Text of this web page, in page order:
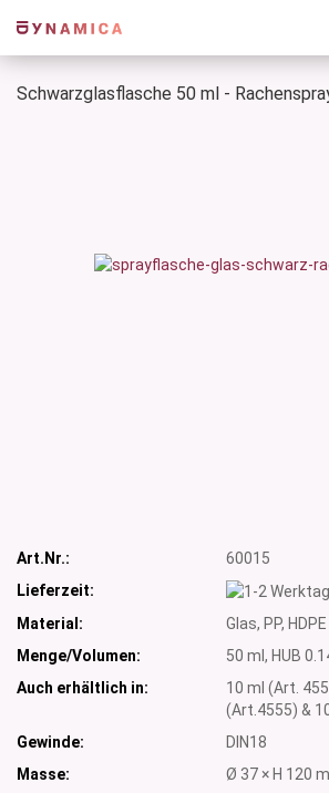
Schwarzglasflasche 50 ml -
Art.Nr.:
60015
Lieferzeit:
Material:
Glas, PP, HDPE
Menge/Volumen:
50 ml, HUB
Auch erhältlich in:
10 ml (Art.
(Art.4555) &
Gewinde:
DIN18
Masse:
Ø 37 × H 120